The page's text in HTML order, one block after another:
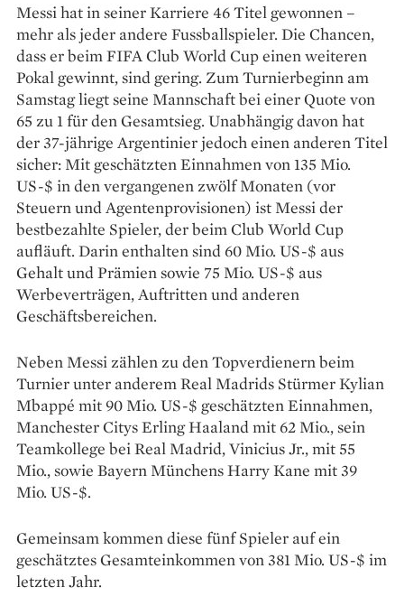
Messi hat in seiner Karriere 46 Titel gewonnen –
mehr als jeder andere Fussballspieler. Die Chancen,
dass er beim FIFA Club World Cup einen weiteren
Pokal gewinnt, sind gering. Zum Turnierbeginn am
Samstag liegt seine Mannschaft bei einer Quote von
65 zu 1 für den Gesamtsieg. Unabhängig davon hat
der 37-jährige Argentinier jedoch einen anderen Titel
sicher: Mit geschätzten Einnahmen von 135 Mio.
US-$ in den vergangenen zwölf Monaten (vor
Steuern und Agentenprovisionen) ist Messi der
bestbezahlte Spieler, der beim Club World Cup
aufläuft. Darin enthalten sind 60 Mio. US-$ aus
Gehalt und Prämien sowie 75 Mio. US-$ aus
Werbeverträgen, Auftritten und anderen
Geschäftsbereichen.
Neben Messi zählen zu den Topverdienern beim
Turnier unter anderem Real Madrids Stürmer Kylian
Mbappé mit 90 Mio. US-$ geschätzten Einnahmen,
Manchester Citys Erling Haaland mit 62 Mio., sein
Teamkollege bei Real Madrid, Vinicius Jr., mit 55
Mio., sowie Bayern Münchens Harry Kane mit 39
Mio. US-$.
Gemeinsam kommen diese fünf Spieler auf ein
geschätztes Gesamteinkommen von 381 Mio. US-$ im
letzten Jahr.